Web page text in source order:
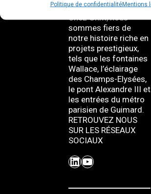
Politique de confidentialitéMentions
savoir-faire
Chez Ghm, nous
sommes fiers de
notre histoire riche en
projets prestigieux,
tels que les fontaines
Wallace, l’éclairage
des Champs-Elysées,
le pont Alexandre III et
les entrées du métro
parisien de Guimard.
RETROUVEZ NOUS
SUR LES RÉSEAUX
SOCIAUX
LinkedIn YouTube